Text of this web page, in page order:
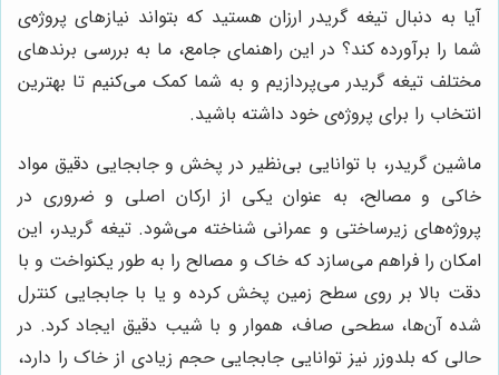
آیا به دنبال تیغه گریدر ارزان هستید که بتواند نیازهای پروژه‌ی
شما را برآورده کند؟ در این راهنمای جامع، ما به بررسی برندهای
مختلف تیغه گریدر می‌پردازیم و به شما کمک می‌کنیم تا بهترین
انتخاب را برای پروژه‌ی خود داشته باشید.
ماشین گریدر، با توانایی بی‌نظیر در پخش و جابجایی دقیق مواد
خاکی و مصالح، به عنوان یکی از ارکان اصلی و ضروری در
پروژه‌های زیرساختی و عمرانی شناخته می‌شود. تیغه گریدر، این
امکان را فراهم می‌سازد که خاک و مصالح را به طور یکنواخت و با
دقت بالا بر روی سطح زمین پخش کرده و یا با جابجایی کنترل
شده آن‌ها، سطحی صاف، هموار و با شیب دقیق ایجاد کرد. در
حالی که بلدوزر نیز توانایی جابجایی حجم زیادی از خاک را دارد،